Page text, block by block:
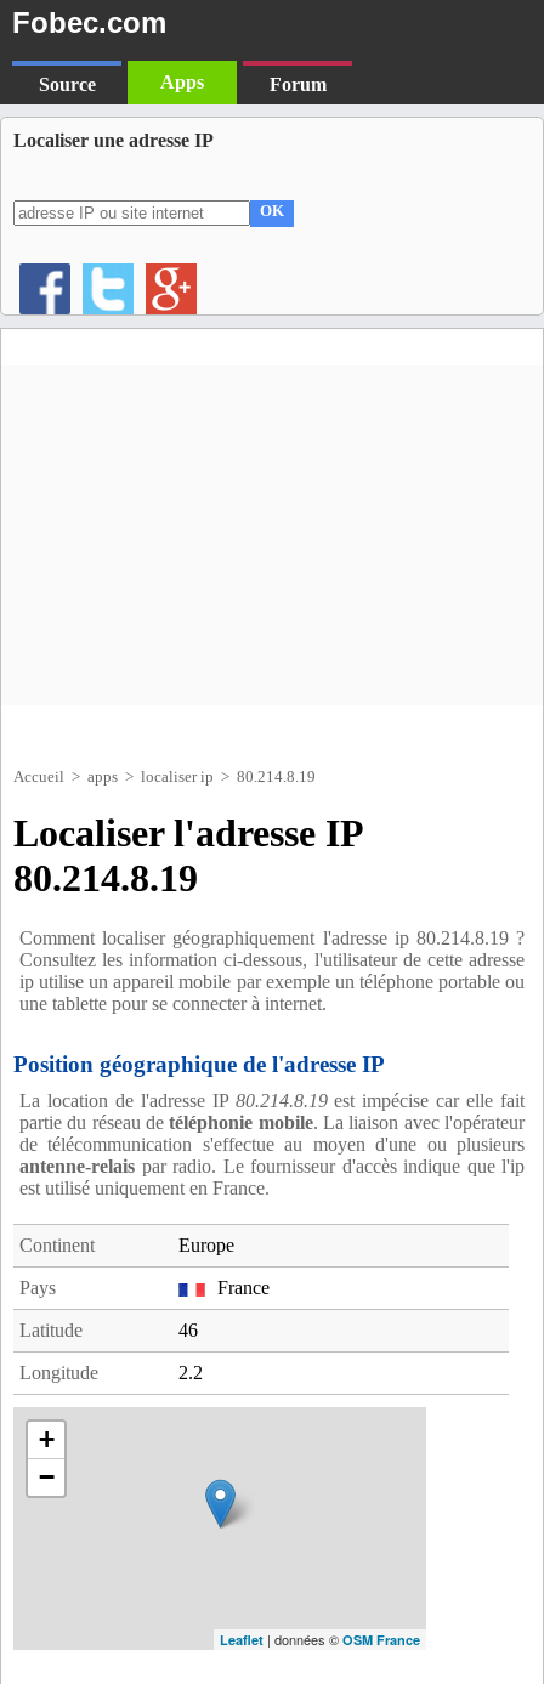
Fobec.com
Source Apps Forum
Localiser une adresse IP
OK
Accueil > apps > localiser ip > 80.214.8.19
Localiser l'adresse IP
80.214.8.19
Comment localiser géographiquement l'adresse ip 80.214.8.19 ?
Consultez les information ci-dessous, l'utilisateur de cette adresse
ip utilise un appareil mobile par exemple un téléphone portable ou
une tablette pour se connecter à internet.
Position géographique de l'adresse IP
La location de l'adresse IP 80.214.8.19est impécise car elle fait
partie du réseau detéléphonie mobile. La liaison avec l'opérateur
de télécommunication s'effectue au moyen d'une ou plusieurs
antenne-relais par radio. Le fournisseur d'accès indique que l'ip
est utilisé uniquement en France.
Continent Europe
Pays France
Latitude 46
Longitude 2.2
+
−
Leaflet | données © OSM France